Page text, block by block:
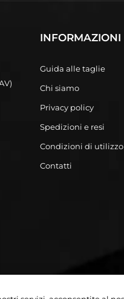
INFORMAZIONI
Guida alle taglie
Chi siamo
Privacy policy
Spedizioni e resi
Condizioni di utilizzo
Contatti